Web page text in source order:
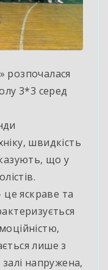
розпочалася
3*3 серед
швидкість
що у
це яскраве та
лише з
напружена,